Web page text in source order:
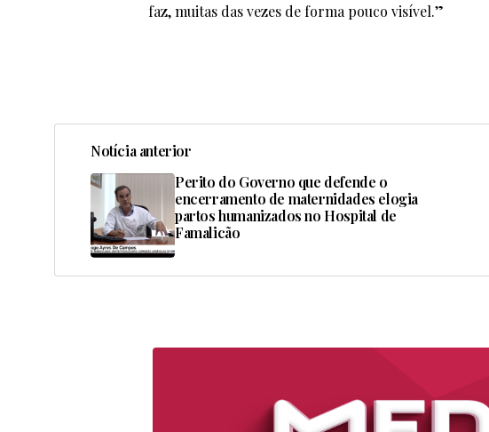
faz, muitas das vezes de forma pouco visível.”
Notícia anterior
Perito do Governo que defende o
encerramento de maternidades elogia
partos humanizados no Hospital de
Famalicão